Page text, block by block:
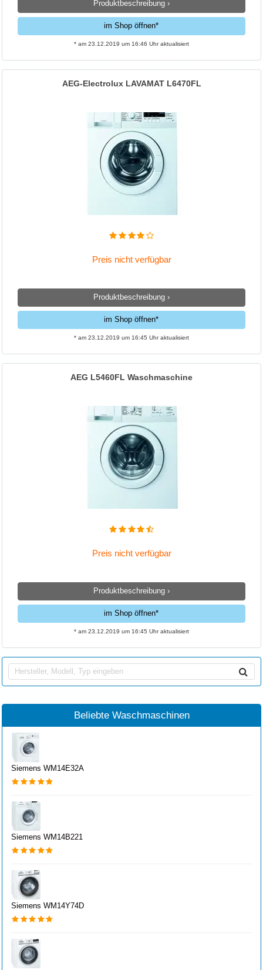
Produktbeschreibung ›
im Shop öffnen*
* am 23.12.2019 um 16:46 Uhr aktualisiert
AEG-Electrolux LAVAMAT L6470FL
Preis nicht verfügbar
Produktbeschreibung ›
im Shop öffnen*
* am 23.12.2019 um 16:45 Uhr aktualisiert
AEG L5460FL Waschmaschine
Preis nicht verfügbar
Produktbeschreibung ›
im Shop öffnen*
* am 23.12.2019 um 16:45 Uhr aktualisiert
Beliebte Waschmaschinen
Siemens WM14E32A
Siemens WM14B221
Siemens WM14Y74D